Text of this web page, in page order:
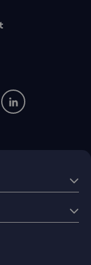
sur Twitter
nous sur
: rejoignez-nous
fenêtre :
Nouvelle fenêtre :